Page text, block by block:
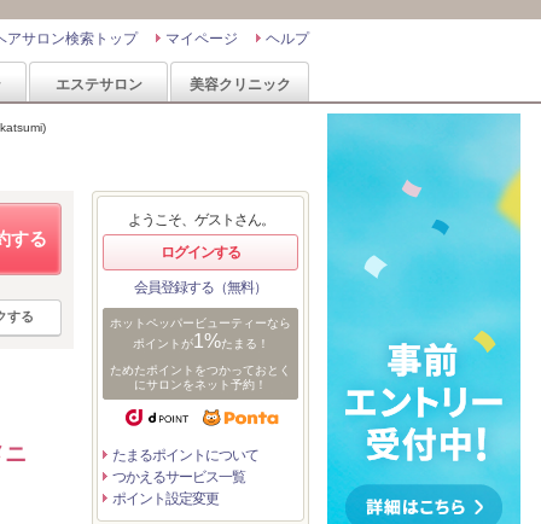
ヘルプ
マイページ
アサロン検索トップ
エステサロン 美容クリニック
する
する
ようこそ、ゲストさん。
ログインする
会員登録する（無料）
ホットペッパービューティーなら
ポイントが1%たまる！
ためたポイントをつかっておとく
にサロンをネット予約！
たまるポイントについて
つかえるサービス一覧
ポイント設定変更